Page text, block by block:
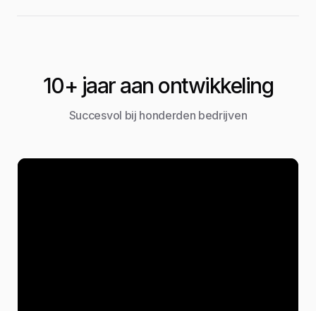
10+ jaar aan ontwikkeling
Succesvol bij honderden bedrijven